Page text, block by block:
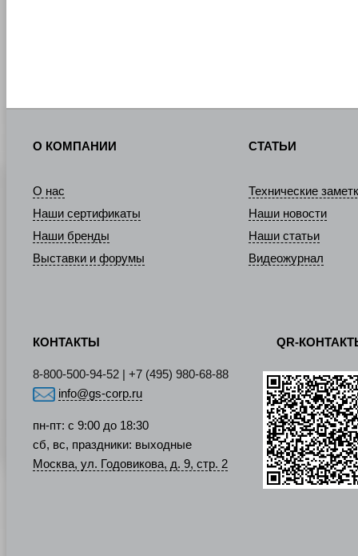
О КОМПАНИИ
О нас
Наши сертификаты
Наши бренды
Выставки и форумы
СТАТЬИ
Технические
Наши новости
Наши статьи
Видеожурнал
КОНТАКТЫ
8-800-500-94-52 | +7 (495) 980-68-88
info@gs-corp.ru
пн-пт: с 9:00 до 18:30
сб, вс, праздники: выходные
Москва, ул. Годовикова, д. 9, стр. 2
QR-